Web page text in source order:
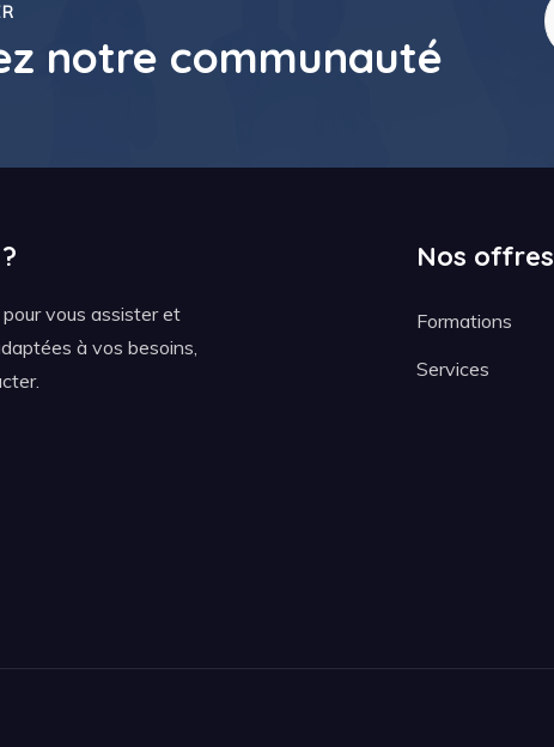
notre communauté
vous assister et
à vos besoins,
Nos offres
Formations
Services